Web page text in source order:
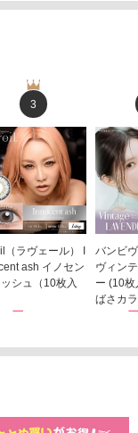
3
（ラヴェール） I
ash イノセン
ッシュ（10枚入
円
バンビ
ヴィン
ー (10
ばさカ
1,848